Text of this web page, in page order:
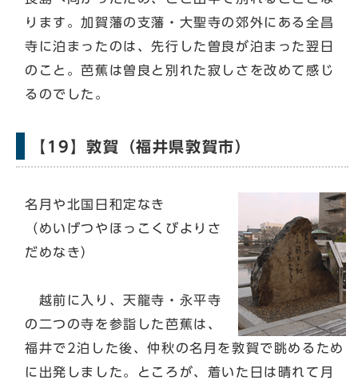
ります。加賀藩の支藩・大聖寺の郊外にある全昌
寺に泊まったのは、先行した曽良が泊まった翌日
のこと。芭蕉は曽良と別れた寂しさを改めて感じ
るのでした。
【19】敦賀（福井県敦賀市）
名月や北国日和定なき
（めいげつやほっこくびよりさ
だめなき）
越前に入り、天龍寺・永平寺
の二つの寺を参詣した芭蕉は、
福井で2泊した後、仲秋の名月を敦賀で眺めるため
に出発しました。ところが、着いた日は晴れて月